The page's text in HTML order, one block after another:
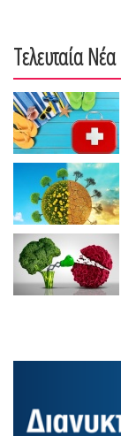
Τελευταία Νέα